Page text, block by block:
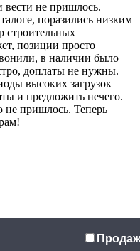
вести не пришлось.
поразились низким
строительных
позиции просто
в наличии было
доплаты не нужны.
высоких загрузок
и предложить нечего.
не пришлось. Теперь